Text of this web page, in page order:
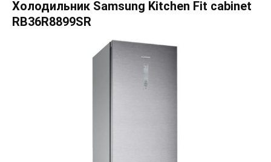
Холодильник Samsung Kitchen Fit cabinet
RB36R8899SR